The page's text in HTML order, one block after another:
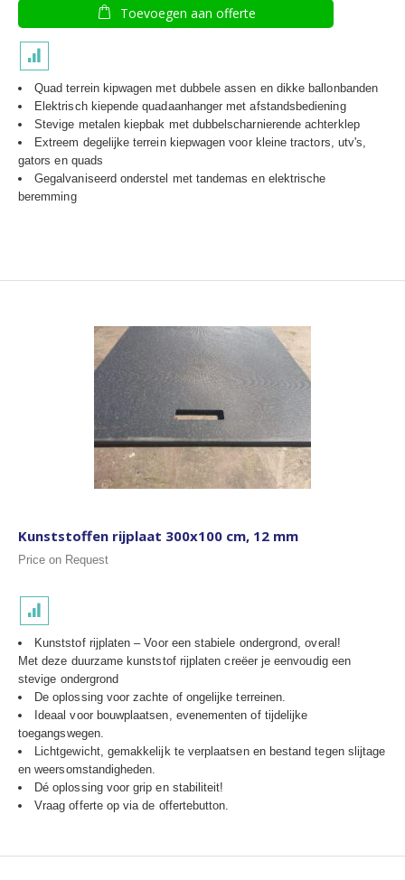
Toevoegen aan offerte
Quad terrein kipwagen met dubbele assen en dikke ballonbanden
Elektrisch kiepende quadaanhanger met afstandsbediening
Stevige metalen kiepbak met dubbelscharnierende achterklep
Extreem degelijke terrein kiepwagen voor kleine tractors, utv's,
gators en quads
Gegalvaniseerd onderstel met tandemas en elektrische
beremming
Kunststoffen rijplaat 300x100 cm, 12 mm
Price on Request
Kunststof rijplaten – Voor een stabiele ondergrond, overal!
Met deze duurzame kunststof rijplaten creëer je eenvoudig een
stevige ondergrond
De oplossing voor zachte of ongelijke terreinen.
Ideaal voor bouwplaatsen, evenementen of tijdelijke
toegangswegen.
Lichtgewicht, gemakkelijk te verplaatsen en bestand tegen slijtage
en weersomstandigheden.
Dé oplossing voor grip en stabiliteit!
Vraag offerte op via de offertebutton.